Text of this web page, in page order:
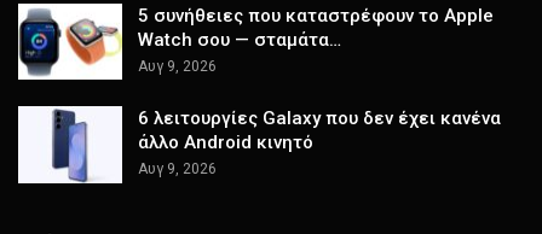
5 συνήθειες που καταστρέφουν το Apple
Watch σου — σταμάτα…
Αυγ 9, 2026
6 λειτουργίες Galaxy που δεν έχει κανένα
άλλο Android κινητό
Αυγ 9, 2026